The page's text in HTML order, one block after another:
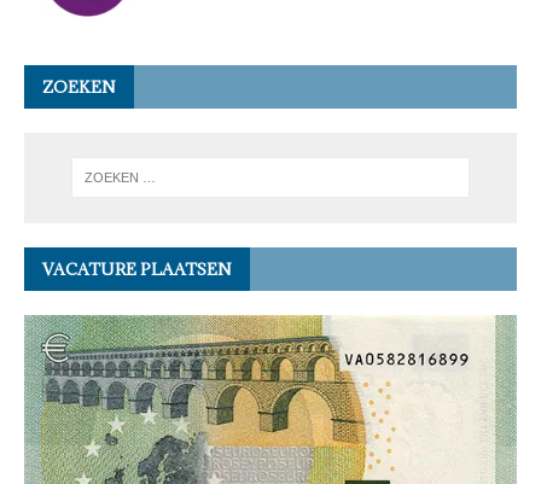
ZOEKEN
VACATURE PLAATSEN